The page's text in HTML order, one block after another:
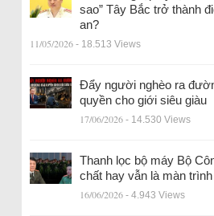
sao” Tây Bắc trở thành
an?
11/05/2026 - 18.513 Views
Đẩy người nghèo ra
quyền cho giới siêu giàu
17/06/2026 - 14.530 Views
Thanh lọc bộ máy Bộ
chất hay vẫn là màn
16/06/2026 - 4.943 Views